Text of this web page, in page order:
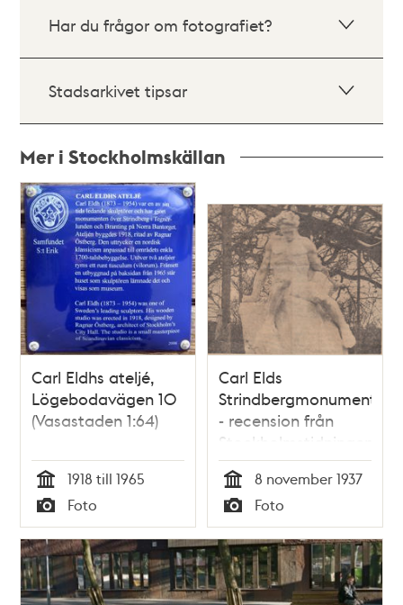
Har du frågor om fotografiet?
Stadsarkivet tipsar
Mer i Stockholmskällan
Relaterade
poster
och
teman
Carl Eldhs ateljé,
Lögebodavägen 10
(Vasastaden 1:64)
Tid
1918 till 1965
Typ
Foto
Carl Elds
Strindbergmonument
- recension från
Stockholmstidningen
Tid
8 november 1937
Typ
Foto